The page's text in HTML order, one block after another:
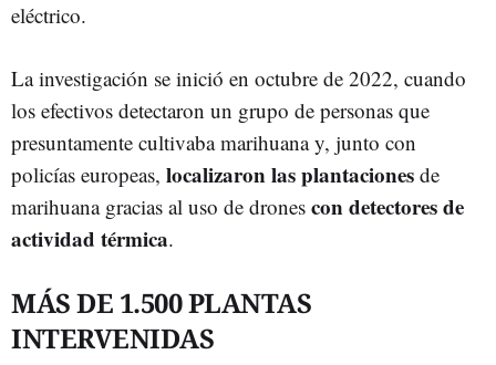
eléctrico.
La investigación se inició en octubre de 2022, cuando
los efectivos detectaron un grupo de personas que
presuntamente cultivaba marihuana y, junto con
policías europeas, localizaron las plantaciones de
marihuana gracias al uso de drones con detectores de
actividad térmica.
MÁS DE 1.500 PLANTAS
INTERVENIDAS